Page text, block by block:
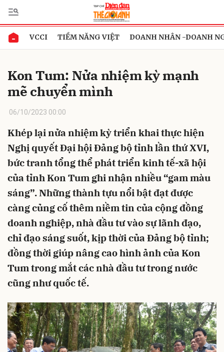
VCCI TIỀM NĂNG VIỆT DOANH NHÂN -DOANH
Kon Tum: Nửa nhiệm kỳ mạnh
mẽ chuyển mình
06/10/2023 00:00
Khép lại nửa nhiệm kỳ triển khai thực hiện
Nghị quyết Đại hội Đảng bộ tỉnh lần thứ XVI,
bức tranh tổng thể phát triển kinh tế-xã hội
của tỉnh Kon Tum ghi nhận nhiều “gam màu
sáng”. Những thành tựu nổi bật đạt được
càng củng cố thêm niềm tin của cộng đồng
doanh nghiệp, nhà đầu tư vào sự lãnh đạo,
chỉ đạo sáng suốt, kịp thời của Đảng bộ tỉnh;
đồng thời giúp nâng cao hình ảnh của Kon
Tum trong mắt các nhà đầu tư trong nước
cũng như quốc tế.
Gửi bình luận
Hủy Gửi